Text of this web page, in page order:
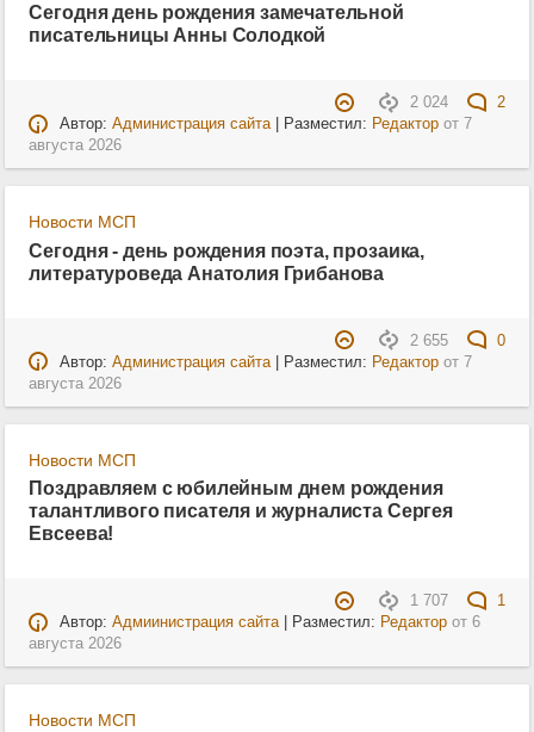
Сегодня день рождения замечательной
писательницы Анны Солодкой
2 024
2
Автор: Администрация сайта| Разместил: Редакторот 7
августа 2026
Новости МСП
Сегодня - день рождения поэта, прозаика,
литературоведа Анатолия Грибанова
2 655
0
Автор: Администрация сайта| Разместил: Редакторот 7
августа 2026
Новости МСП
Поздравляем с юбилейным днем рождения
талантливого писателя и журналиста Сергея
Евсеева!
1 707
1
Автор: Адмиинистрация сайта| Разместил: Редакторот 6
августа 2026
Новости МСП